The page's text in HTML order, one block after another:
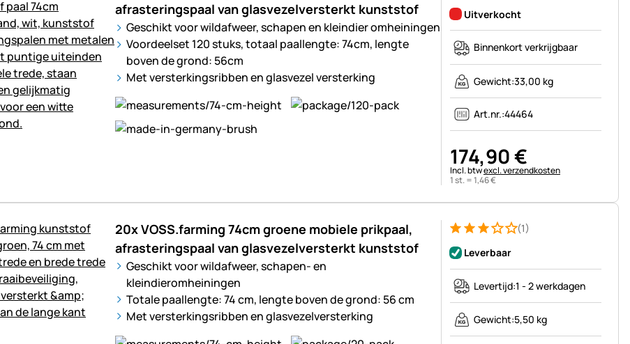
afrasteringspaal van glasvezelversterkt kunststof
Geschikt voor wildafweer, schapen en kleindier omheiningen
Voordeelset 120 stuks, totaal paallengte: 74cm, lengte
boven de grond: 56cm
Met versterkingsribben en glasvezel versterking
Uitverkocht
Binnenkort verkrijgbaar
Gewicht:33,00 kg
Art.nr.:44464
174,90€
Belastinginformatie:
Incl. btwexcl. verzendkosten
1 st. =1,46€
20x VOSS.farming 74cm groene mobiele prikpaal,
afrasteringspaal van glasvezelversterkt kunststof
Geschikt voor wildafweer, schapen- en
kleindieromheiningen
Totale paallengte: 74 cm, lengte boven de grond: 56 cm
Met versterkingsribben en glasvezelversterking
Beoordeling: 3 van 5 (1 beoordelingen)
1 Bewertung
(1)
Leverbaar
Levertijd:1 - 2 werkdagen
Gewicht:5,50 kg